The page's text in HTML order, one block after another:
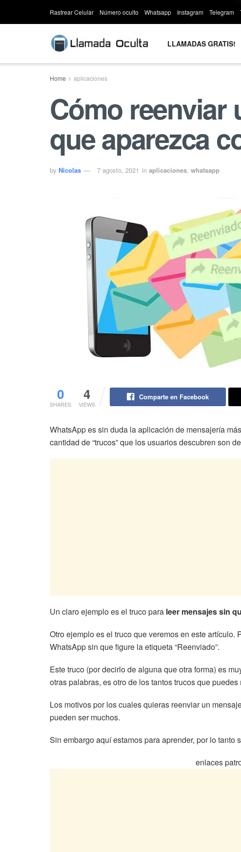
Rastrear Celular Número oculto Whatsapp Instagram Telegram
LLAMADAS GRATIS!
Home aplicaciones
Cómo reenviar
que aparezca
by Nicolas 7 agosto, 2021 in aplicaciones, whatsapp
0
SHARES
4
VIEWS
Comparte en Facebook
WhatsApp es sin duda la aplicación de mensajería
cantidad de “trucos” que los usuarios descubren son
Un claro ejemplo es el truco para leer mensajes sin
Otro ejemplo es el truco que veremos en este
WhatsApp sin que figure la etiqueta “Reenviado”.
Este truco (por decirlo de alguna que otra forma) es
otras palabras, es otro de los tantos trucos que
Los motivos por los cuales quieras reenviar un
pueden ser muchos.
Sin embargo aquí estamos para aprender, por lo tanto
enlaces